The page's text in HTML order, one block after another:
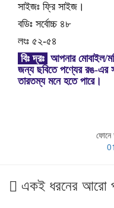
সাইজঃ ফ্রি সাইজ।
বডিঃ সর্বোচ্চ ৪৮
লংঃ ৫২-৫৪
বিঃ দ্রঃ আপনার মোবাইল/
জন্য ছবিতে পণ্যের রঙ-এর
তারতম্য মনে হতে পারে।
ফোনে
একই ধরনের আরো